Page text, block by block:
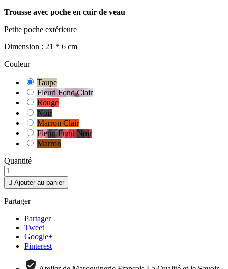
Trousse avec poche en cuir de veau
Petite poche extérieure
Dimension : 21 * 6 cm
Couleur
Taupe
Fleuri Fond Clair
Rouge
Noir
Marron Clair
Fleuri Fond Noir
Marron
Quantité
 Ajouter au panier
Partager
Partager
Tweet
Google+
Pinterest